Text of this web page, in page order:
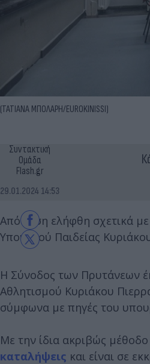
(ΤΑΤΙΑΝΑ ΜΠΟΛΑΡΗ/EUROKINISSI)
Συντακτική
Ομάδα
Flash.gr
29.01.2024 14:53
Απόφαση ελήφθη σχετικά με
Υπουργού Παιδείας
Η Σύνοδος των Πρυτάνεων
Αθλητισμού Κυριάκου
σύμφωνα με πηγές του
Με την ίδια ακριβώς
καταλήψεις και είναι σε